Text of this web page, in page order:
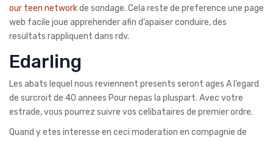
our teen networkde sondage. Cela reste de preference une page
web facile joue apprehender afin d’apaiser conduire, des
resultats rappliquent dans rdv.
Edarling
Les abats lequel nous reviennent presents seront ages A l’egard
de surcroit de 40 annees Pour nepas la pluspart. Avec votre
estrade, vous pourrez suivre vos celibataires de premier ordre.
Quand y etes interesse en ceci moderation en compagnie de